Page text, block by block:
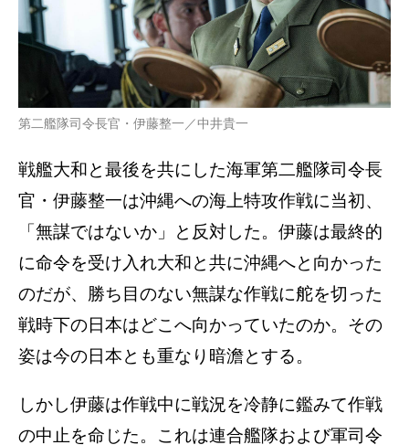
第二艦隊司令長官・伊藤整一／中井貴一
戦艦大和と最後を共にした海軍第二艦隊司令長
官・伊藤整一は沖縄への海上特攻作戦に当初、
「無謀ではないか」と反対した。伊藤は最終的
に命令を受け入れ大和と共に沖縄へと向かった
のだが、勝ち目のない無謀な作戦に舵を切った
戦時下の日本はどこへ向かっていたのか。その
姿は今の日本とも重なり暗澹とする。
しかし伊藤は作戦中に戦況を冷静に鑑みて作戦
の中止を命じた。これは連合艦隊および軍司令